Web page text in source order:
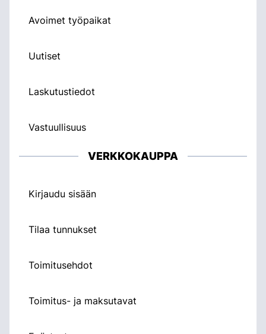
Avoimet työpaikat
Uutiset
Laskutustiedot
Vastuullisuus
VERKKOKAUPPA
Kirjaudu sisään
Tilaa tunnukset
Toimitusehdot
Toimitus- ja maksutavat